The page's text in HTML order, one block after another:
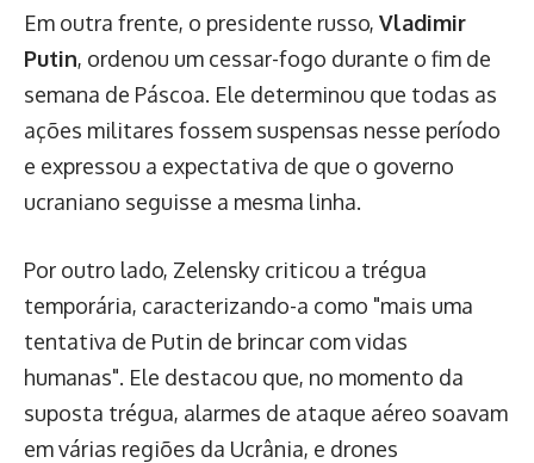
Em outra frente, o presidente russo, Vladimir
Putin, ordenou um cessar-fogo durante o fim de
semana de Páscoa. Ele determinou que todas as
ações militares fossem suspensas nesse período
e expressou a expectativa de que o governo
ucraniano seguisse a mesma linha.
Por outro lado, Zelensky criticou a trégua
temporária, caracterizando-a como "mais uma
tentativa de Putin de brincar com vidas
humanas". Ele destacou que, no momento da
suposta trégua, alarmes de ataque aéreo soavam
em várias regiões da Ucrânia, e drones